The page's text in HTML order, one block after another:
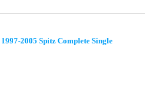
2005 Spitz Complete Single